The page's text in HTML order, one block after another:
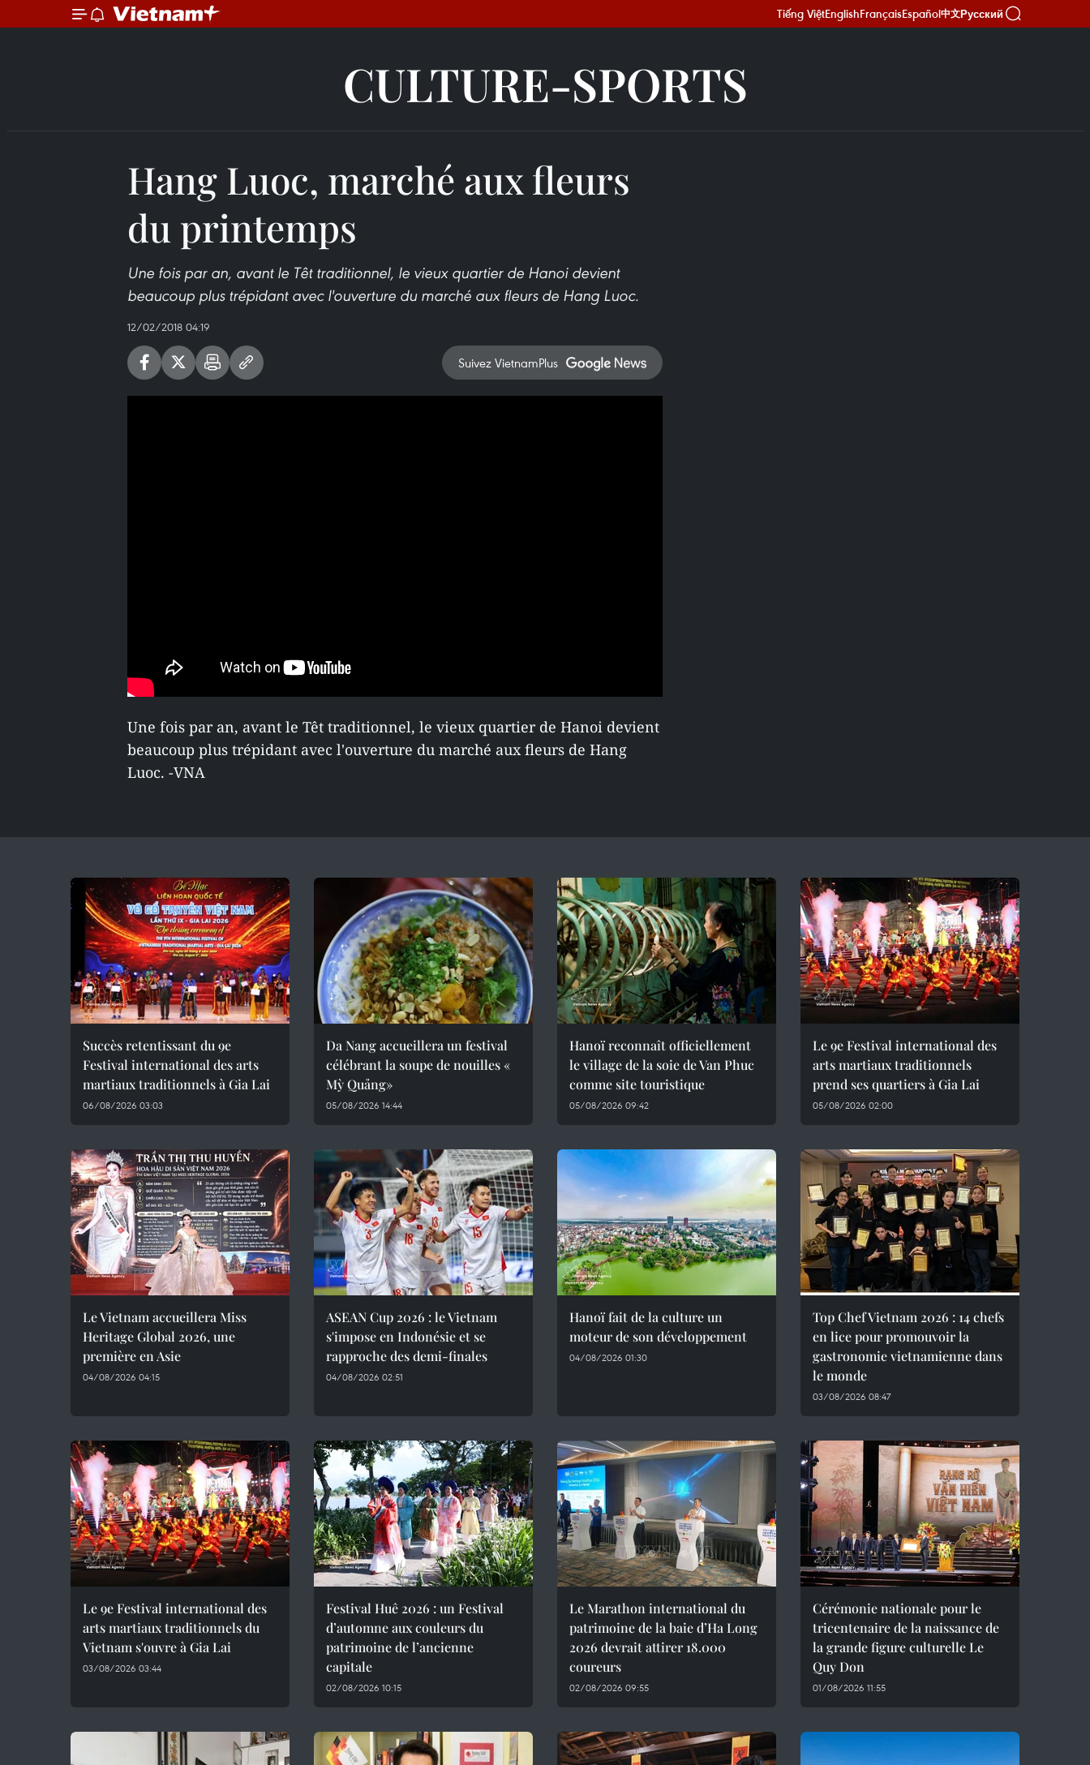
Tiếng ViệtEnglishFrançaisEspañol中文Русский
CULTURE-SPORTS
Hang Luoc, marché aux fleurs
du printemps
Une fois par an, avant le Têt traditionnel, le vieux quartier de Hanoi devient
beaucoup plus trépidant avec l'ouverture du marché aux fleurs de Hang Luoc.
12/02/2018 04:19
Suivez VietnamPlus
Une fois par an, avant le Têt traditionnel, le vieux quartier de Hanoi devient
beaucoup plus trépidant avec l'ouverture du marché aux fleurs de Hang
Luoc. -VNA
Succès retentissant du 9e
Festival international des arts
martiaux traditionnels à Gia Lai
06/08/2026 03:03
Da Nang accueillera un festival
célébrant la soupe de nouilles «
Mỳ Quảng»
05/08/2026 14:44
Hanoï reconnaît officiellement
le village de la soie de Van Phuc
comme site touristique
05/08/2026 09:42
Le 9e Festival international des
arts martiaux traditionnels
prend ses quartiers à Gia Lai
05/08/2026 02:00
Le Vietnam accueillera Miss
Heritage Global 2026, une
première en Asie
04/08/2026 04:15
ASEAN Cup 2026 : le Vietnam
s'impose en Indonésie et se
rapproche des demi-finales
04/08/2026 02:51
Hanoï fait de la culture un
moteur de son développement
04/08/2026 01:30
Top Chef Vietnam 2026 : 14 chefs
en lice pour promouvoir la
gastronomie vietnamienne dans
le monde
03/08/2026 08:47
Le 9e Festival international des
arts martiaux traditionnels du
Vietnam s'ouvre à Gia Lai
03/08/2026 03:44
Festival Huê 2026 : un Festival
d’automne aux couleurs du
patrimoine de l’ancienne
capitale
02/08/2026 10:15
Le Marathon international du
patrimoine de la baie d’Ha Long
2026 devrait attirer 18.000
coureurs
02/08/2026 09:55
Cérémonie nationale pour le
tricentenaire de la naissance de
la grande figure culturelle Le
Quy Don
01/08/2026 11:55